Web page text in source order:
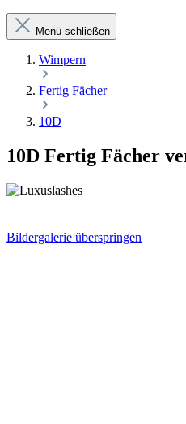
Menü schließen
Wimpern
Fertig Fächer
10D
10D Fertig Fächer
Bildergalerie überspringen